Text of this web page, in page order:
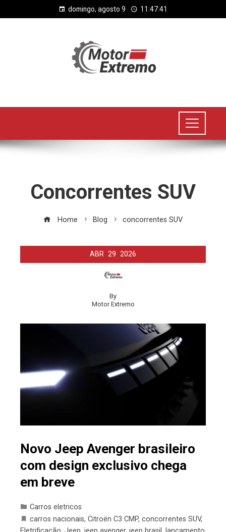
domingo, agosto 9 11:47:41
Concorrentes SUV
Home Blog concorrentes SUV
ABR 29 2026
By
Motor Extremo
Novo Jeep Avenger brasileiro
com design exclusivo chega
em breve
Carros eletricos
carros nacionais, Citroën C3 CMP, concorrentes SUV,